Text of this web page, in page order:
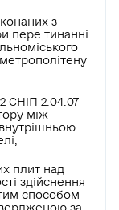
з
пере­ тинанні
СНіП 2.04.07
між
плит над
здійснення
способом